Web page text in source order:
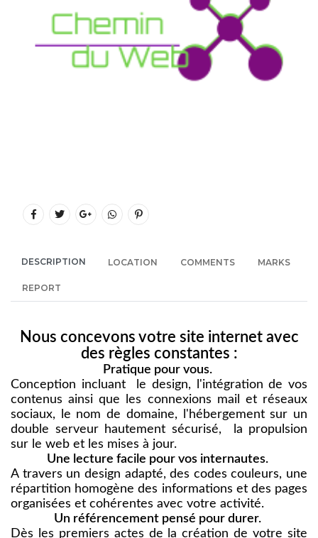
DESCRIPTION LOCATION COMMENTS MARKS
REPORT
Nous concevons votre site internet avec
des règles constantes :
Pratique pour vous.
Conception incluant le design, l'intégration de vos
contenus ainsi que les connexions mail et réseaux
sociaux, le nom de domaine, l'hébergement sur un
double serveur hautement sécurisé, la propulsion
sur le web et les mises à jour.
Une lecture facile pour vos internautes.
A travers un design adapté, des codes couleurs, une
répartition homogène des informations et des pages
organisées et cohérentes avec votre activité.
Un référencement pensé pour durer.
Dès les premiers actes de la création de votre site